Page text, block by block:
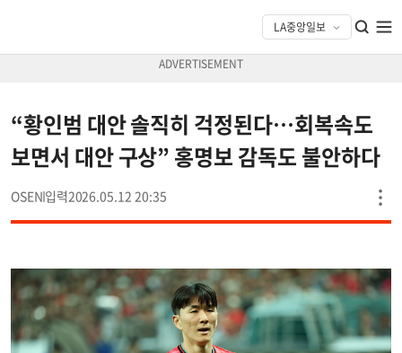
“황인범 대안 솔직히 걱정된다…회복속도
보면서 대안 구상” 홍명보 감독도 불안하다
OSEN 2026.05.12 20:35